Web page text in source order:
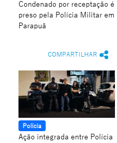
Condenado por receptação é
preso pela Polícia Militar em
Parapuã
COMPARTILHAR
Polícia
Ação integrada entre Polícia